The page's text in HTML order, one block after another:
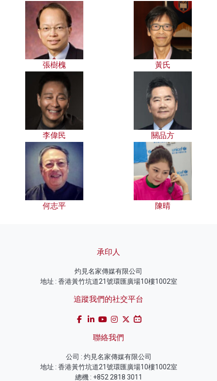
張樹槐 黃氏
李偉民 關品方
何志平 陳晴
承印人
灼見名家傳媒有限公司
地址 : 香港黃竹坑道21號環匯廣場10樓1002室
追蹤我們的社交平台
聯絡我們
公司 : 灼見名家傳媒有限公司
地址 : 香港黃竹坑道21號環匯廣場10樓1002室
總機 : +852 2818 3011